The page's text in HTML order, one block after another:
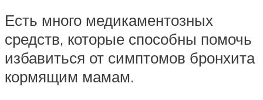
Есть много медикаментозных
средств, которые способны помочь
избавиться от симптомов бронхита
кормящим мамам.